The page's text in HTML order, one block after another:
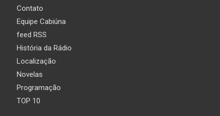
Contato
Equipe Cabiúna
feed RSS
História da Rádio
Localização
Novelas
Programação
TOP 10